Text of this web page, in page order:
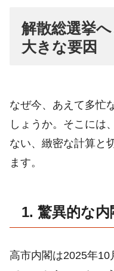
解散総選挙
大きな要因
なぜ今、あえて多忙
しょうか。そこには
ない、緻密な計算と
ます。
1. 驚異的な
高市内閣は2025年